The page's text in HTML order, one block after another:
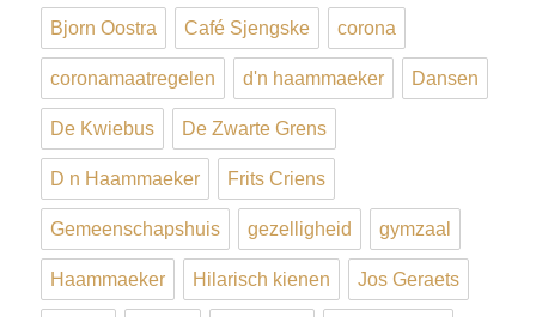
Bjorn Oostra Café Sjengske corona
coronamaatregelen d'n haammaeker Dansen
De Kwiebus De Zwarte Grens
D n Haammaeker Frits Criens
Gemeenschapshuis gezelligheid gymzaal
Haammaeker Hilarisch kienen Jos Geraets